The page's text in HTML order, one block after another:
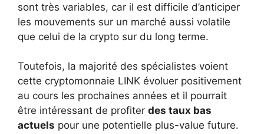
sont très variables, car il est difficile d’anticiper
les mouvements sur un marché aussi volatile
que celui de la crypto sur du long terme.
Toutefois, la majorité des spécialistes voient
cette cryptomonnaie LINK évoluer positivement
au cours les prochaines années et il pourrait
être intéressant de profiter des taux bas
actuels pour une potentielle plus-value future.